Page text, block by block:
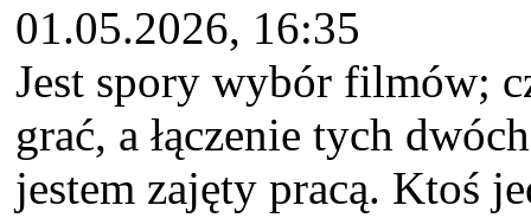
01.05.2026, 16:35
Jest spory wybór filmów;
grać, a łączenie tych
jestem zajęty pracą. Ktoś